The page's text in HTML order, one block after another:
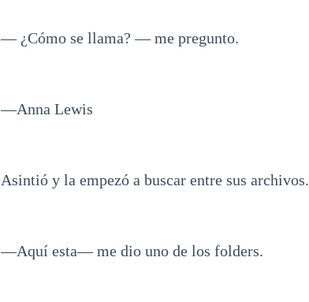
— ¿Cómo se llama? — me pregunto.
—Anna Lewis
Asintió y la empezó a buscar entre sus archivos.
—Aquí esta— me dio uno de los folders.